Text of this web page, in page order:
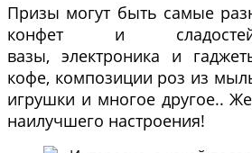
Призы могут быть самые
конфет и
вазы, электроника и
кофе, композиции роз из
игрушки и многое другое..
наилучшего настроения!